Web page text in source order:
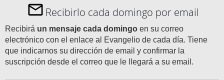
Recibirlo cada domingo por email
Recibirá un mensaje cada domingo en su correo
electrónico con el enlace al Evangelio de cada día. Tiene
que indicarnos su dirección de email y confirmar la
suscripción desde el correo que le llegará a su email.